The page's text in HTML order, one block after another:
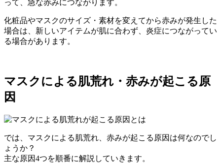
って、急な赤みにつながります。
化粧品やマスクのサイズ・素材を変えてから赤みが発生した
場合は、新しいアイテムが肌に合わず、炎症につながってい
る場合があります。
マスクによる肌荒れ・赤みが起こる原
因
では、マスクによる肌荒れ、赤みが起こる原因は何なのでし
ょうか？
主な原因4つを順番に解説していきます。